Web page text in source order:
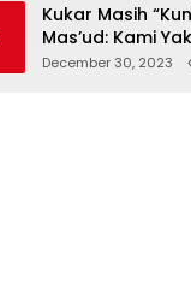
Kukar Masih
Mas’ud: Kami
Menang di
December 30, 2023